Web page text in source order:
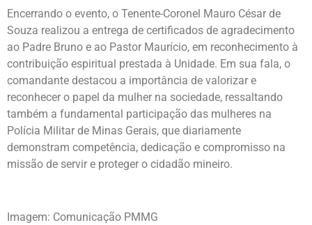
Encerrando o evento, o Tenente-Coronel Mauro César de
Souza realizou a entrega de certificados de agradecimento
ao Padre Bruno e ao Pastor Maurício, em reconhecimento à
contribuição espiritual prestada à Unidade. Em sua fala, o
comandante destacou a importância de valorizar e
reconhecer o papel da mulher na sociedade, ressaltando
também a fundamental participação das mulheres na
Polícia Militar de Minas Gerais, que diariamente
demonstram competência, dedicação e compromisso na
missão de servir e proteger o cidadão mineiro.
Imagem: Comunicação PMMG